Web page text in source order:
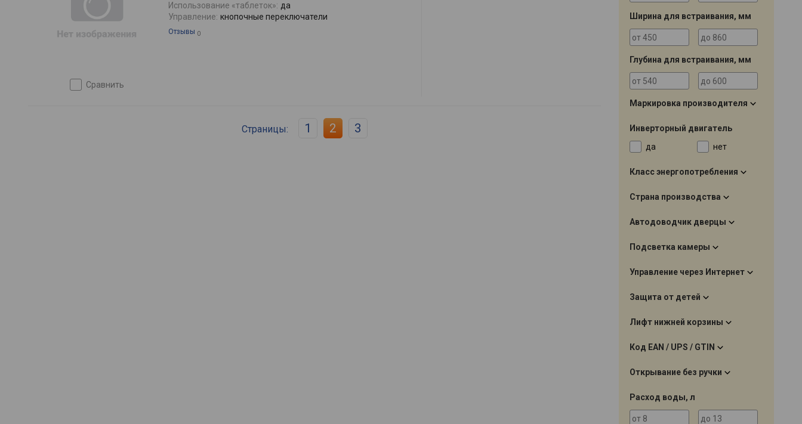
сравнить
Использование «таблеток»: да
Управление: кнопочные переключатели
Отзывы 0
Страницы: 1 2 3
Ширина для встраивания, мм
Глубина для встраивания, мм
Маркировка производителя
Инверторный двигатель
да
нет
Класс энергопотребления
Страна производства
Автодоводчик дверцы
Подсветка камеры
Управление через Интернет
Защита от детей
Лифт нижней корзины
Код EAN / UPS / GTIN
Открывание без ручки
Расход воды, л